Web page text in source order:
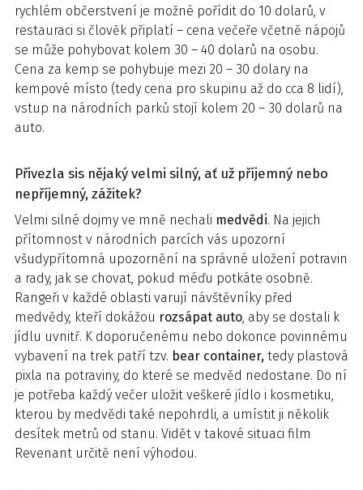
rychlém občerstvení je možné pořídit do 10 dolarů, v
restauraci si člověk připlatí – cena večeře včetně nápojů
se může pohybovat kolem 30 – 40 dolarů na osobu.
Cena za kemp se pohybuje mezi 20 – 30 dolary na
kempové místo (tedy cena pro skupinu až do cca 8 lidí),
vstup na národních parků stojí kolem 20 – 30 dolarů na
auto.
Přivezla sis nějaký velmi silný, ať už příjemný nebo
nepříjemný, zážitek?
Velmi silné dojmy ve mně nechali medvědi. Na jejich
přítomnost v národních parcích vás upozorní
všudypřítomná upozornění na správné uložení potravin
a rady, jak se chovat, pokud méďu potkáte osobně.
Rangeři v každé oblasti varují návštěvníky před
medvědy, kteří dokážou rozsápat auto, aby se dostali k
jídlu uvnitř. K doporučenému nebo dokonce povinnému
vybavení na trek patří tzv. bear container, tedy plastová
pixla na potraviny, do které se medvěd nedostane. Do ní
je potřeba každý večer uložit veškeré jídlo i kosmetiku,
kterou by medvědi také nepohrdli, a umístit ji několik
desítek metrů od stanu. Vidět v takové situaci film
Revenant určitě není výhodou.